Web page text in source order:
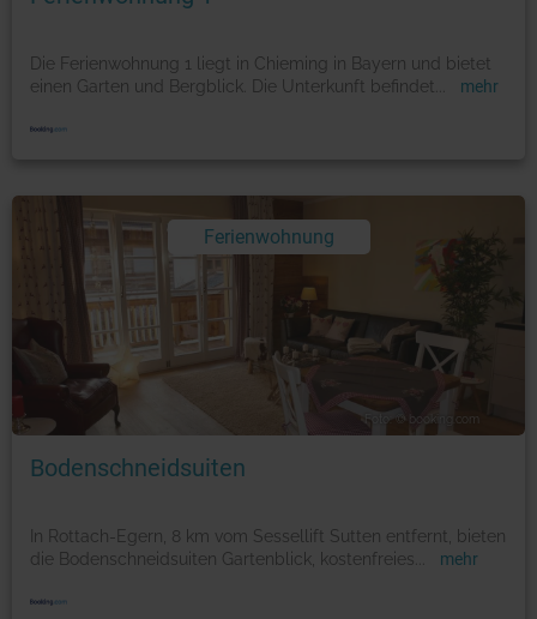
Die Ferienwohnung 1 liegt in Chieming in Bayern und bietet
einen Garten und Bergblick. Die Unterkunft befindet
mehr
Ferienwohnung
Foto: © booking.com
Bodenschneidsuiten
In Rottach-Egern, 8 km vom Sessellift Sutten entfernt, bieten
die Bodenschneidsuiten Gartenblick, kostenfreies
mehr